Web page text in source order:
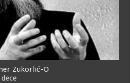
Zukorlić-O